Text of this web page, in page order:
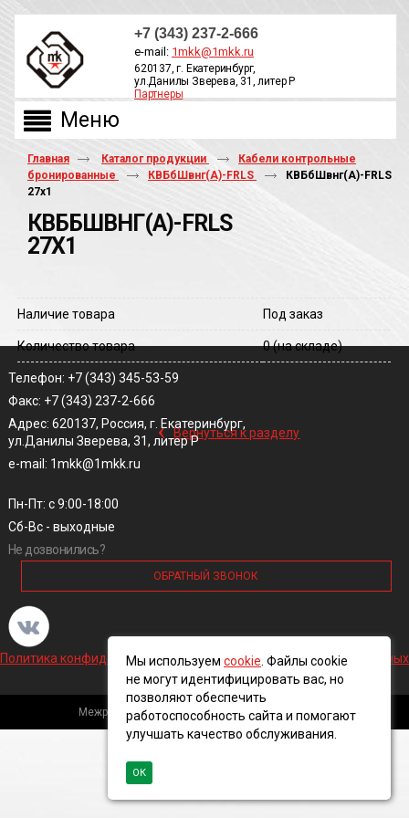
+7 (343) 237-2-666
e-mail: 1mkk@1mkk.ru
620137, г. Екатеринбург,
ул.Данилы Зверева, 31, литер Р
Партнеры
Главная Каталог продукции
Кабели контрольные
бронированные
КВБбШвнг(A)-FRLS
КВБбШвнг(A)-FRLS
27х1
КВББШВНГ(A)-FRLS
27Х1
Наличие товара Под заказ
Количество товара 0(на складе)
‹ Вернуться к разделу
Телефон: +7 (343) 345-53-59
Факс: +7 (343) 237-2-666
Адрес: 620137, Россия, г. Екатеринбург,
ул.Данилы Зверева, 31, литер Р
e-mail: 1mkk@1mkk.ru
Пн-Пт: с 9:00-18:00
Сб-Вс - выходные
Не дозвонились?
ОБРАТНЫЙ ЗВОНОК
Политика конфиденциальности и обработки персональных данных
Межрегиональная кабельная компания, 2016 ©
Мы используем cookie . Файлы cookie
не могут идентифицировать вас, но
позволяют обеспечить
работоспособность сайта и помогают
улучшать качество обслуживания.
ОК